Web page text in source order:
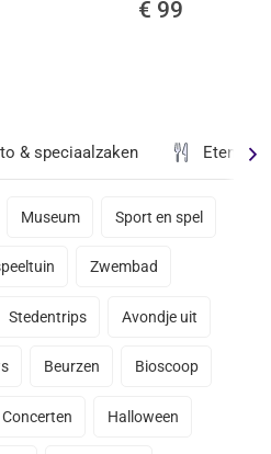
€ 99
& speciaalzaken Eten &
Museum Sport en spel
Zwembad
Stedentrips Avondje uit
Beurzen Bioscoop
Concerten Halloween